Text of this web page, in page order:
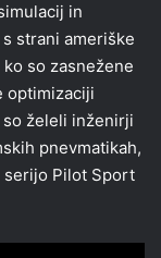
in
strani ameriške
so zasnežene
optimizaciji
so želeli inženirji
pnevmatikah,
serijo Pilot Sport